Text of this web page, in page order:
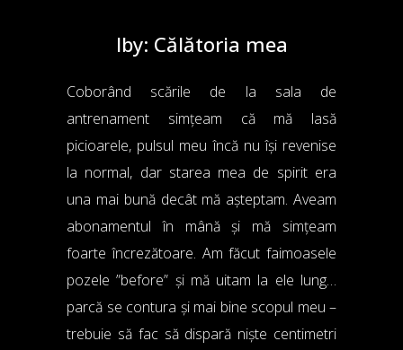
Iby: Călătoria mea
Coborând scările de la sala de
antrenament simțeam că mă lasă
picioarele, pulsul meu încă nu își revenise
la normal, dar starea mea de spirit era
una mai bună decât mă așteptam. Aveam
abonamentul în mână și mă simțeam
foarte încrezătoare. Am făcut faimoasele
pozele ”before” și mă uitam la ele lung…
parcă se contura și mai bine scopul meu –
trebuie să fac să dispară niște centimetri